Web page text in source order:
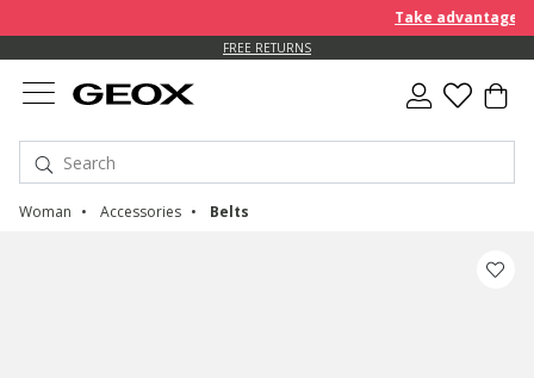
Take advantage
FREE RETURNS
Woman Accessories Belts